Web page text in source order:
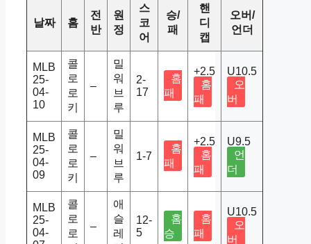
날짜 홈
전
반
원
정
스
코
어
승/
패
핸
디
캡
오버/
언더
MLB
25-
04-
10
콜
로
로
키
–
밀
워
브
루
2-
17
홈
패
+2.5
홈
패
U10.5
오
버
MLB
25-
04-
09
콜
로
로
키
–
밀
워
브
루
1-7
홈
패
+2.5
홈
패
U9.5
언
더
MLB
25-
04-
콜
로
로
–
애
슬
레
12-
5
홈
승
홈
패
U10.5
오
버